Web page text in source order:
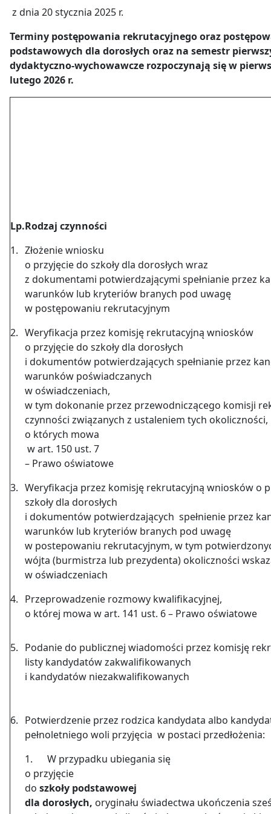
z dnia 20 stycznia 2025 r.
Terminy postępowania rekrutacyjnego oraz
podstawowych dla dorosłych oraz na semestr
dydaktyczno-wychowawcze rozpoczynają się w
lutego 2026 r.
Lp.Rodzaj czynności
1. Złożenie wniosku
o przyjęcie do szkoły dla dorosłych wraz
z dokumentami potwierdzającymi spełnianie przez
warunków lub kryteriów branych pod uwagę
w postępowaniu rekrutacyjnym
2. Weryfikacja przez komisję rekrutacyjną wniosków
o przyjęcie do szkoły dla dorosłych
i dokumentów potwierdzających spełnianie przez
warunków poświadczanych
w oświadczeniach,
w tym dokonanie przez przewodniczącego komisji
czynności związanych z ustaleniem tych okoliczności,
o których mowa
w art. 150 ust. 7
– Prawo oświatowe
3. Weryfikacja przez komisję rekrutacyjną wniosków o
szkoły dla dorosłych
i dokumentów potwierdzających spełnienie przez
warunków lub kryteriów branych pod uwagę
w postepowaniu rekrutacyjnym, w tym
wójta (burmistrza lub prezydenta) okoliczności
w oświadczeniach
4. Przeprowadzenie rozmowy kwalifikacyjnej,
o której mowa w art. 141 ust. 6 – Prawo oświatowe
5. Podanie do publicznej wiadomości przez komisję
listy kandydatów zakwalifikowanych
i kandydatów niezakwalifikowanych
6. Potwierdzenie przez rodzica kandydata albo
pełnoletniego woli przyjęcia w postaci przedłożenia:
1. W przypadku ubiegania się
o przyjęcie
do szkoły podstawowej
dla dorosłych, oryginału świadectwa ukończenia